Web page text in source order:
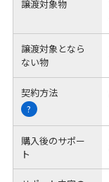
譲渡対象物
譲渡対象となら
ない物
契約方法
?
購入後のサポー
ト